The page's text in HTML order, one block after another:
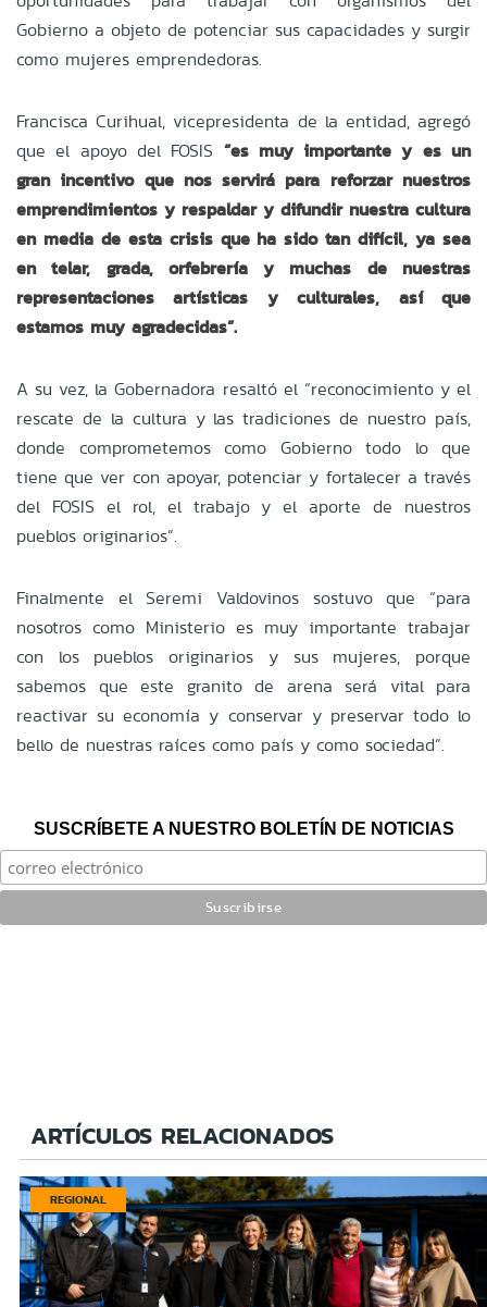
Gobierno a objeto de potenciar sus capacidades y surgir
como mujeres emprendedoras.
Francisca Curihual, vicepresidenta de la entidad, agregó
que el apoyo del FOSIS “es muy importante y es un
gran incentivo que nos servirá para reforzar nuestros
emprendimientos y respaldar y difundir nuestra cultura
en media de esta crisis que ha sido tan difícil, ya sea
en telar, grada, orfebrería y muchas de nuestras
representaciones artísticas y culturales, así que
estamos muy agradecidas”.
A su vez, la Gobernadora resaltó el “reconocimiento y el
rescate de la cultura y las tradiciones de nuestro país,
donde comprometemos como Gobierno todo lo que
tiene que ver con apoyar, potenciar y fortalecer a través
del FOSIS el rol, el trabajo y el aporte de nuestros
pueblos originarios”.
Finalmente el Seremi Valdovinos sostuvo que “para
nosotros como Ministerio es muy importante trabajar
con los pueblos originarios y sus mujeres, porque
sabemos que este granito de arena será vital para
reactivar su economía y conservar y preservar todo lo
bello de nuestras raíces como país y como sociedad”.
SUSCRÍBETE A NUESTRO BOLETÍN DE NOTICIAS
ARTÍCULOS RELACIONADOS
REGIONAL